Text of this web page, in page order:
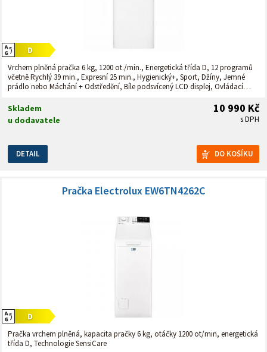
Vrchem plněná pračka 6 kg, 1200 ot./min., Energetická třída D, 12 programů
včetně Rychlý 39 min., Expresní 25 min., Hygienický+, Sport, Džíny, Jemné
prádlo nebo Máchání + Odstředění, Bíle podsvícený LCD displej, Ovládací
hodin, Funkce: Předpírka / Přidané máchání / Bez odstředění / Zastavení s
vodou v bubnu / Nastavení intenzity praní / Jednoduché žehlení, Automatické
odvažování náplně a dávkování vody, Sesam - pomalé otevírání dvířek
10 990 Kč
s DPH
Skladem
u dodavatele
DETAIL
Pračka Electrolux EW6TN4262C
Pračka vrchem plněná, kapacita pračky 6 kg, otáčky 1200 ot/min, energetická
třída D, Technologie SensiCare